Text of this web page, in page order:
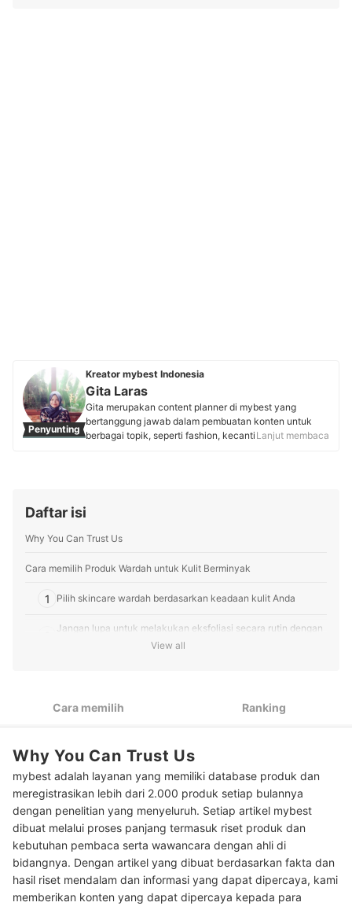
Penyunting
Kreator mybest Indonesia
Gita Laras
Gita merupakan content planner di mybest yang
bertanggung jawab dalam pembuatan konten untuk
berbagai topik, seperti fashion, kecantikan, kesehatan,
mengolah informasi dari berbagai sumber terpercaya
terbaik yang sesuai dengan preferensi dan kebutuhan
Lanjut membaca
Daftar isi
Why You Can Trust Us
Cara memilih Produk Wardah untuk Kulit Berminyak
1 Pilih skincare wardah berdasarkan keadaan kulit Anda
Jangan lupa untuk melakukan eksfoliasi secara rutin dengan
Wardah Exfo Peeling Serum
Peringkat Produk Wardah untuk Kulit Berminyak Terbaik
View all
Cara memilih Ranking
Why You Can Trust Us
mybest adalah layanan yang memiliki database produk dan
meregistrasikan lebih dari 2.000 produk setiap bulannya
dengan penelitian yang menyeluruh. Setiap artikel mybest
dibuat melalui proses panjang termasuk riset produk dan
kebutuhan pembaca serta wawancara dengan ahli di
bidangnya. Dengan artikel yang dibuat berdasarkan fakta dan
hasil riset mendalam dan informasi yang dapat dipercaya, kami
memberikan konten yang dapat dipercaya kepada para